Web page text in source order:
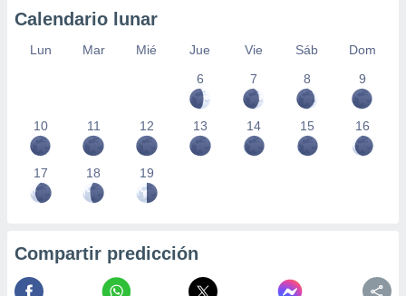
Calendario lunar
Lun Mar Mié Jue Vie Sáb
Dom
6
7 8 9
10 11 12 13 14 15 16
17 18 19
Compartir predicción